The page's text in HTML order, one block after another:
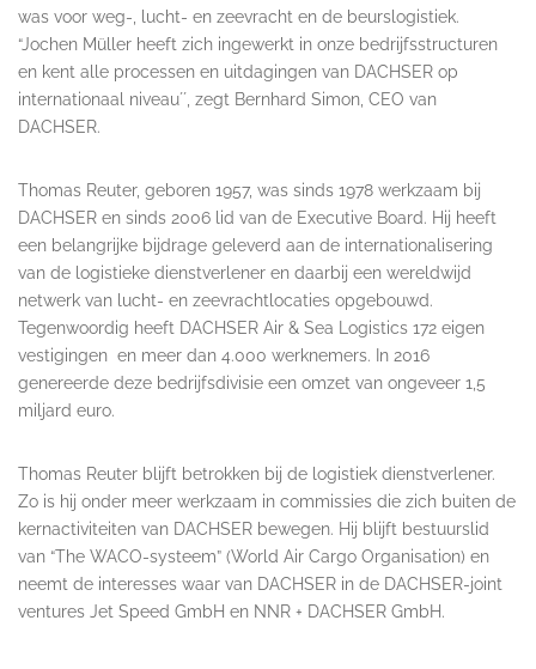
was voor weg-, lucht- en zeevracht en de beurslogistiek.
“Jochen Müller heeft zich ingewerkt in onze bedrijfsstructuren
en kent alle processen en uitdagingen van DACHSER op
internationaal niveau´´, zegt Bernhard Simon, CEO van
DACHSER.
Thomas Reuter, geboren 1957, was sinds 1978 werkzaam bij
DACHSER en sinds 2006 lid van de Executive Board. Hij heeft
een belangrijke bijdrage geleverd aan de internationalisering
van de logistieke dienstverlener en daarbij een wereldwijd
netwerk van lucht- en zeevrachtlocaties opgebouwd.
Tegenwoordig heeft DACHSER Air & Sea Logistics 172 eigen
vestigingen en meer dan 4.000 werknemers. In 2016
genereerde deze bedrijfsdivisie een omzet van ongeveer 1,5
miljard euro.
Thomas Reuter blijft betrokken bij de logistiek dienstverlener.
Zo is hij onder meer werkzaam in commissies die zich buiten de
kernactiviteiten van DACHSER bewegen. Hij blijft bestuurslid
van “The WACO-systeem” (World Air Cargo Organisation) en
neemt de interesses waar van DACHSER in de DACHSER-joint
ventures Jet Speed ​​GmbH en NNR + DACHSER GmbH.